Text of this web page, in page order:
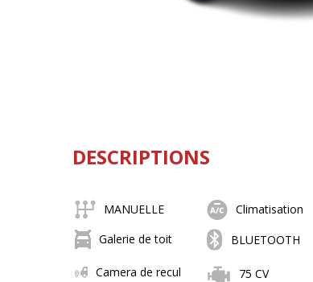
DESCRIPTIONS
MANUELLE Climatisation
Galerie de toit
BLUETOOTH
Camera de recul 75 CV